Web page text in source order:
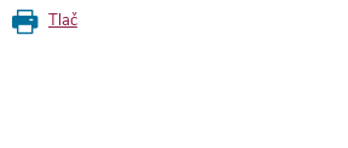
Tlač